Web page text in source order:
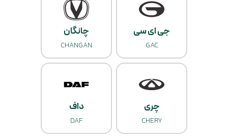
جی ای سی
GAC
چانگان
CHANGAN
چری
CHERY
داف
DAF